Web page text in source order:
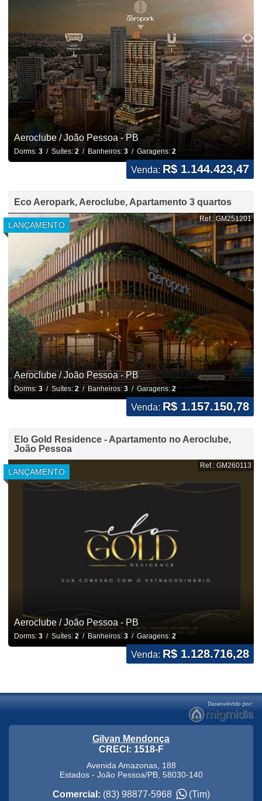
Aeroclube / João Pessoa - PB
Dorms: 3/ Suítes: 2 / Banheiros: 3/ Garagens: 2
Venda: R$ 1.144.423,47
Eco Aeropark, Aeroclube, Apartamento 3 quartos
LANÇAMENTO
Ref.: GM251201
Aeroclube / João Pessoa - PB
Dorms: 3/ Suítes: 2/ Banheiros: 3/ Garagens: 2
Venda: R$ 1.157.150,78
Elo Gold Residence - Apartamento no Aeroclube,
João Pessoa
LANÇAMENTO
Ref.: GM260113
Aeroclube / João Pessoa - PB
Dorms: 3/ Suítes: 2/ Banheiros: 3/ Garagens: 2
Venda: R$ 1.128.716,28
Gilvan Mendonça
CRECI: 1518-F
Avenida Amazonas, 188
Estados- João Pessoa/PB, 58030-140
Comercial: (83) 98877-5968 (Tim)